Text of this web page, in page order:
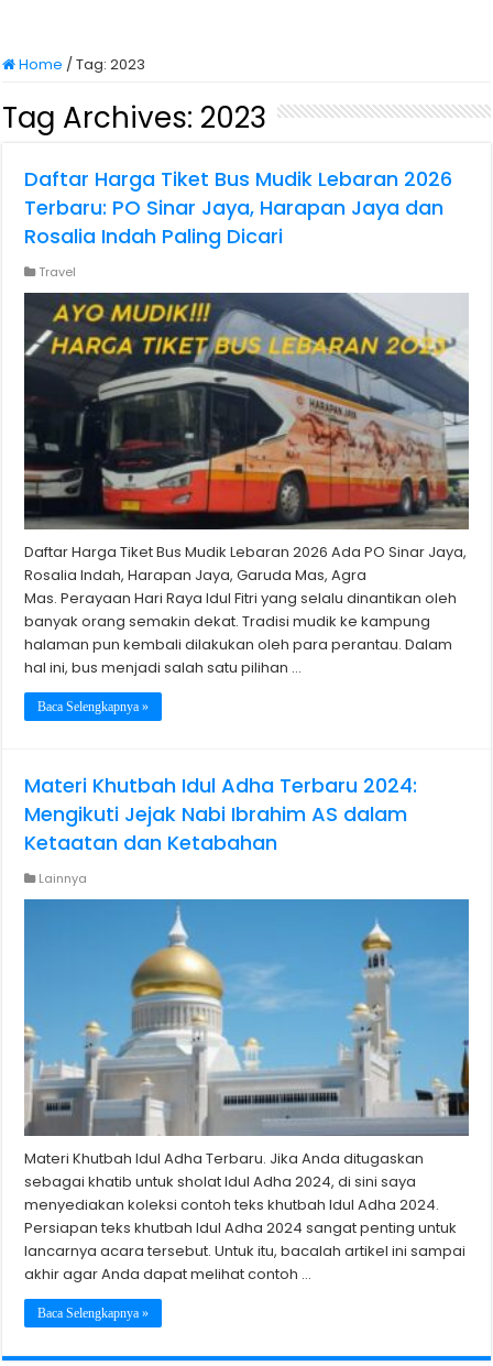
Home /Tag:2023
Tag Archives: 2023
Daftar Harga Tiket Bus Mudik Lebaran 2026
Terbaru: PO Sinar Jaya, Harapan Jaya dan
Rosalia Indah Paling Dicari
Travel
Daftar Harga Tiket Bus Mudik Lebaran 2026 Ada PO Sinar Jaya,
Rosalia Indah, Harapan Jaya, Garuda Mas, Agra
Mas. Perayaan Hari Raya Idul Fitri yang selalu dinantikan oleh
banyak orang semakin dekat. Tradisi mudik ke kampung
halaman pun kembali dilakukan oleh para perantau. Dalam
hal ini, bus menjadi salah satu pilihan …
Baca Selengkapnya »
Materi Khutbah Idul Adha Terbaru 2024:
Mengikuti Jejak Nabi Ibrahim AS dalam
Ketaatan dan Ketabahan
Lainnya
Materi Khutbah Idul Adha Terbaru. Jika Anda ditugaskan
sebagai khatib untuk sholat Idul Adha 2024, di sini saya
menyediakan koleksi contoh teks khutbah Idul Adha 2024.
Persiapan teks khutbah Idul Adha 2024 sangat penting untuk
lancarnya acara tersebut. Untuk itu, bacalah artikel ini sampai
akhir agar Anda dapat melihat contoh …
Baca Selengkapnya »